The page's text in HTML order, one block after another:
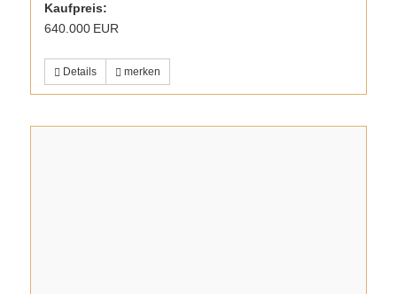
Kaufpreis:
640.000 EUR
Details merken